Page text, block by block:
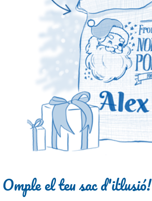
Omple el teu sac d'il·lusió!